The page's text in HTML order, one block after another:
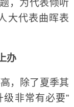
，为代表倾听
大代表曲晖表
办
，除了夏季其
非常有必要”